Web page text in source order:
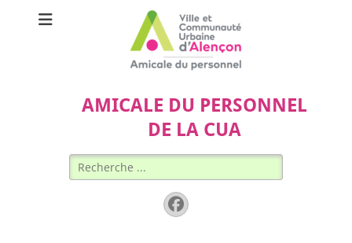
AMICALE DU PERSONNEL
DE LA CUA
Rechercher :
Facebook